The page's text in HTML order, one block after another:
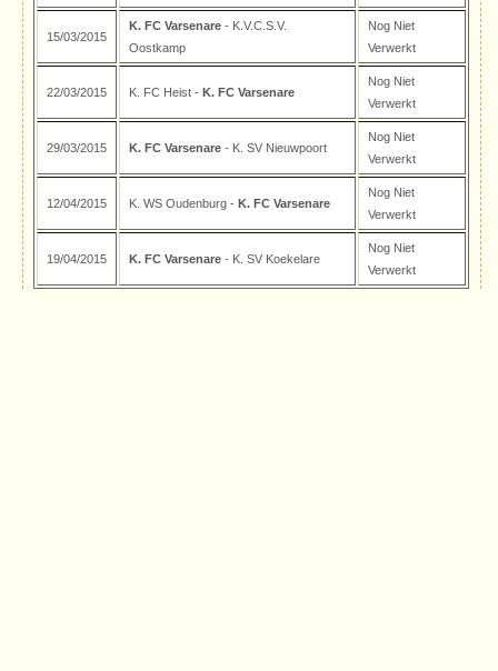
15/03/2015
K. FC Varsenare - K.V.C.S.V.
Oostkamp
Nog Niet
Verwerkt
22/03/2015 K. FC Heist -K. FC Varsenare
Nog Niet
Verwerkt
29/03/2015 K. FC Varsenare - K. SV Nieuwpoort
Nog Niet
Verwerkt
12/04/2015 K. WS Oudenburg -K. FC Varsenare
Nog Niet
Verwerkt
19/04/2015 K. FC Varsenare - K. SV Koekelare
Nog Niet
Verwerkt